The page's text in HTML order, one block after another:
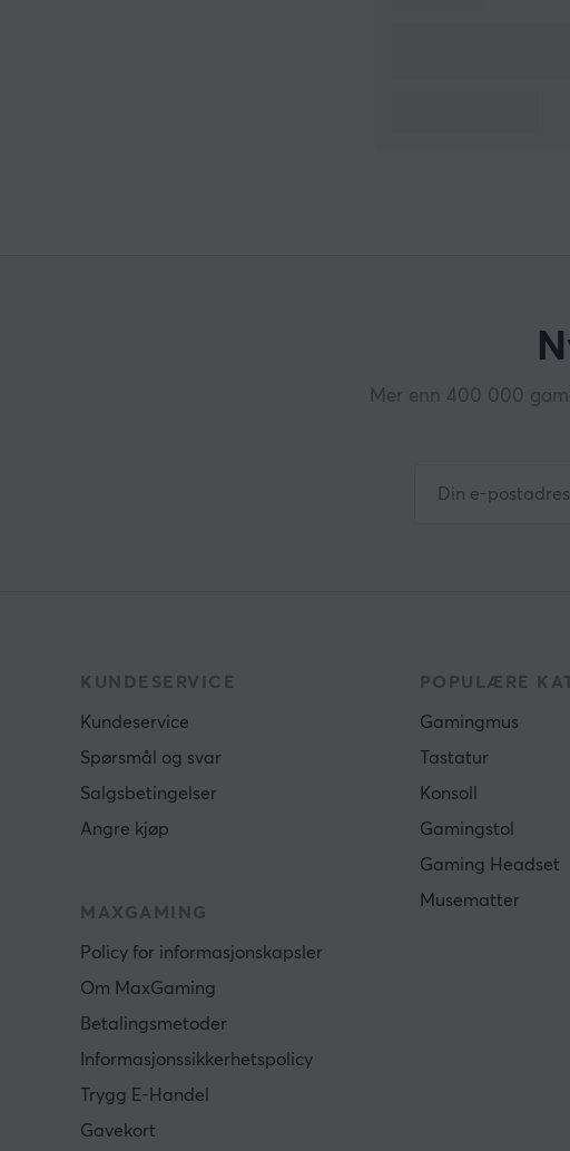
Mer enn 400 000
KUNDESERVICE
Kundeservice
Spørsmål og svar
Salgsbetingelser
Angre kjøp
MAXGAMING
Policy for informasjonskapsler
Om MaxGaming
Betalingsmetoder
Informasjonssikkerhetspolicy
Trygg E-Handel
Gavekort
POPULÆRE
Gamingmus
Tastatur
Konsoll
Gamingstol
Gaming Headset
Musematter